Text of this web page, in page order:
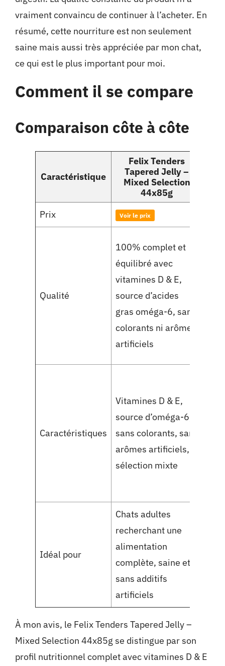
vraiment convaincu de continuer à l’acheter. En
résumé, cette nourriture est non seulement
saine mais aussi très appréciée par mon chat,
ce qui est le plus important pour moi.
Comment il se compare
Comparaison côte à côte
Caractéristique
Felix Tenders
Tapered Jelly –
Mixed Selection
44x85g
Prix Voir le prix
Qualité
100% complet et
équilibré avec
vitamines D & E,
source d’acides
gras oméga-6, sans
colorants ni arômes
artificiels
Caractéristiques
Vitamines D & E,
source d’oméga-6,
sans colorants, sans
arômes artificiels,
sélection mixte
Idéal pour
Chats adultes
recherchant une
alimentation
complète, saine et
sans additifs
artificiels
À mon avis, le Felix Tenders Tapered Jelly –
Mixed Selection 44x85g se distingue par son
profil nutritionnel complet avec vitamines D & E